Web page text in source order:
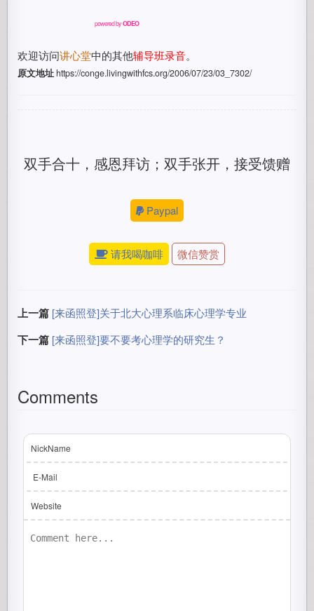
powered byODEO
欢迎访问讲心堂中的其他辅导班录音。
原文地址https://conge.livingwithfcs.org/2006/07/23/03_7302/
双手合十，感恩拜访；双手张开，接受馈赠
Paypal
请我喝咖啡 微信赞赏
上一篇 [来函照登]关于北大心理系临床心理学专业
下一篇 [来函照登]要不要考心理学的研究生？
Comments
NickName
E-Mail
Website